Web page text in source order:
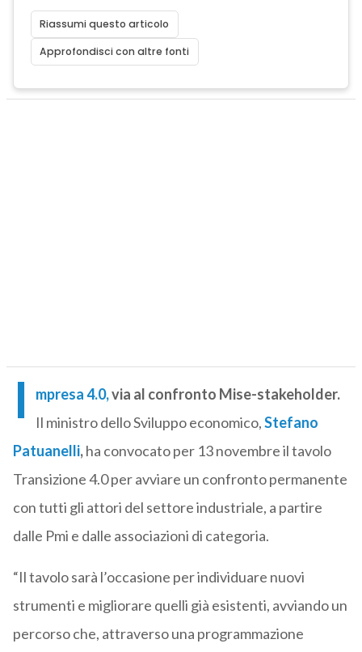
Riassumi questo articolo
Approfondisci con altre fonti
I mpresa 4.0,via al confronto Mise-stakeholder.
Il ministro dello Sviluppo economico,Stefano
Patuanelli,ha convocato per 13 novembre il tavolo
Transizione 4.0 per avviare un confronto permanente
con tutti gli attori del settore industriale, a partire
dalle Pmi e dalle associazioni di categoria.
“Il tavolo sarà l’occasione per individuare nuovi
strumenti e migliorare quelli già esistenti, avviando un
percorso che, attraverso una programmazione